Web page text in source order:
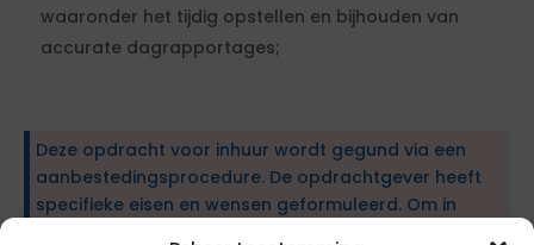
waaronder het tijdig opstellen en bijhouden van
accurate dagrapportages;
Deze opdracht voor inhuur wordt gegund via een
aanbestedingsprocedure. De opdrachtgever heeft
specifieke eisen en wensen geformuleerd. Om in